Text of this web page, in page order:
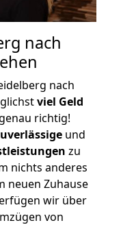
nach
nach
viel Geld
richtig!
und
zu
nichts anderes
neuen Zuhause
wir über
von